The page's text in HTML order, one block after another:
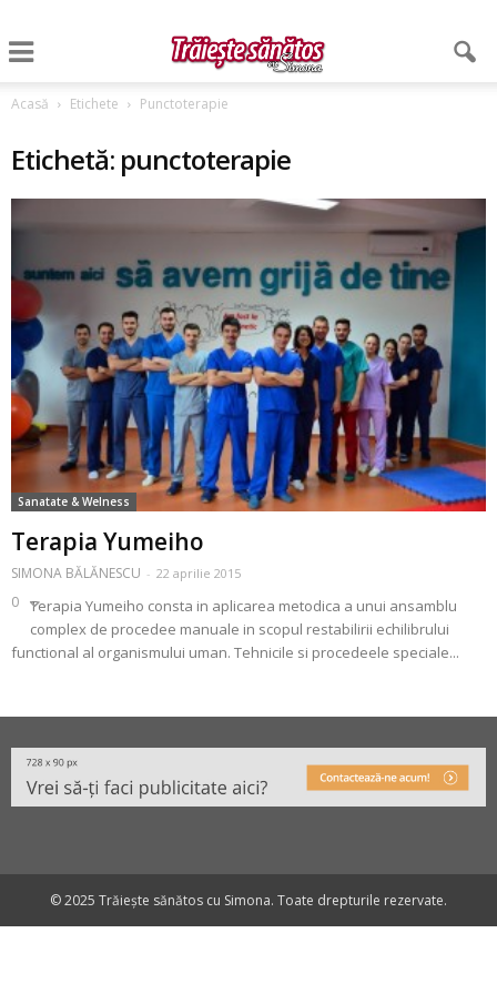
Acasă Etichete Punctoterapie
Etichetă: punctoterapie
Sanatate & Welness
Terapia Yumeiho
SIMONA BĂLĂNESCU - 22 aprilie 2015
0 Terapia Yumeiho consta in aplicarea metodica a unui ansamblu
complex de procedee manuale in scopul restabilirii echilibrului
functional al organismului uman. Tehnicile si procedeele speciale...
© 2025 Trăiește sănătos cu Simona. Toate drepturile rezervate.